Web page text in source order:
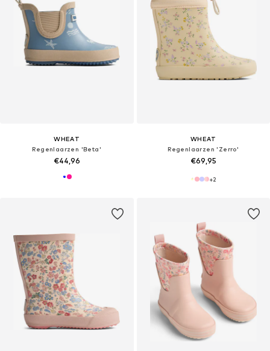
WHEAT
Regenlaarzen 'Beta'
€44,96
WHEAT
Regenlaarzen 'Zerro'
€69,95
+2